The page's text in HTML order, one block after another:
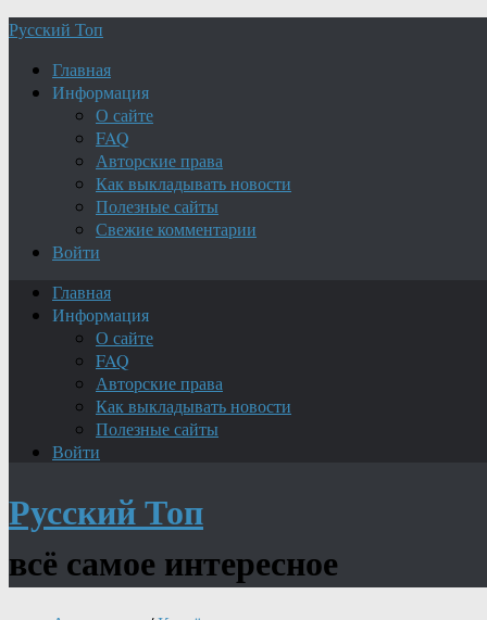
Русский Топ
Главная
Информация
О сайте
FAQ
Авторские права
Как выкладывать новости
Полезные сайты
Свежие комментарии
Войти
Главная
Информация
О сайте
FAQ
Авторские права
Как выкладывать новости
Полезные сайты
Войти
Русский Топ
всё самое интересное